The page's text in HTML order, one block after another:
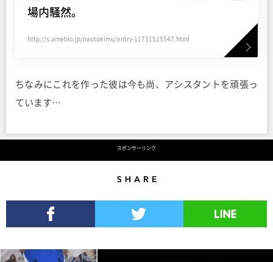
場内騒然。
http://s.ameblo.jp/naotokimu/entry-11731515547.html
ちなみにこれを作った彼は今も尚、アシスタントを頑張っ
ています…
スポンサーリンク